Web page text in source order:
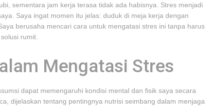
sementara jam kerja terasa tidak ada habisnya. Stres menjadi
Saya ingat momen itu jelas: duduk di meja kerja dengan
berusaha mencari cara untuk mengatasi stres ini tanpa harus
rumit.
Mengatasi Stres
dapat memengaruhi kondisi mental dan fisik saya secara
dijelaskan tentang pentingnya nutrisi seimbang dalam menjaga